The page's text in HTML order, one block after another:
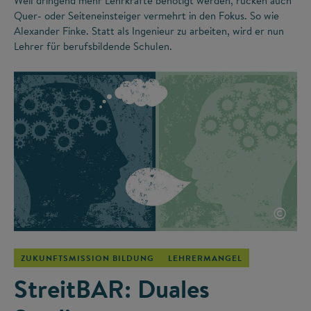
Quer- oder Seiteneinsteiger vermehrt in den Fokus. So wie
Alexander Finke. Statt als Ingenieur zu arbeiten, wird er nun
Lehrer für berufsbildende Schulen.
©
ZUKUNFTSMISSION BILDUNG LEHRERMANGEL
StreitBAR: Duales